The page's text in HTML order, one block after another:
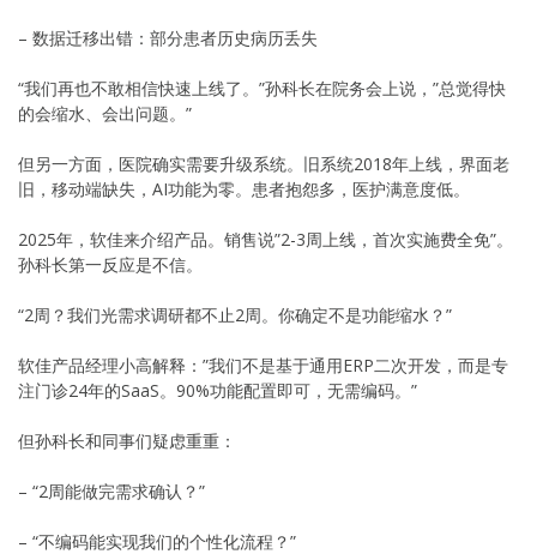
– 数据迁移出错：部分患者历史病历丢失
“我们再也不敢相信快速上线了。”孙科长在院务会上说，”总觉得快
的会缩水、会出问题。”
但另一方面，医院确实需要升级系统。旧系统2018年上线，界面老
旧，移动端缺失，AI功能为零。患者抱怨多，医护满意度低。
2025年，软佳来介绍产品。销售说”2-3周上线，首次实施费全免”。
孙科长第一反应是不信。
“2周？我们光需求调研都不止2周。你确定不是功能缩水？”
软佳产品经理小高解释：”我们不是基于通用ERP二次开发，而是专
注门诊24年的SaaS。90%功能配置即可，无需编码。”
但孙科长和同事们疑虑重重：
– “2周能做完需求确认？”
– “不编码能实现我们的个性化流程？”